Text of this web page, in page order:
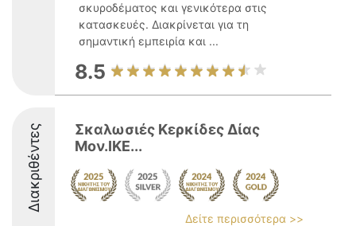
σκυροδέματος και γενικότερα στις
κατασκευές. Διακρίνεται για τη
σημαντική εμπειρία και ...
8.5
Διακριθέντες
Σκαλωσιές Κερκίδες Δίας
Μον.ΙΚΕ...
Δείτε περισσότερα >>